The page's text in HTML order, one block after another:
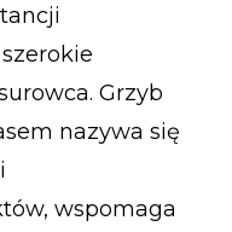
Grzyb
nazywa się
wspomaga